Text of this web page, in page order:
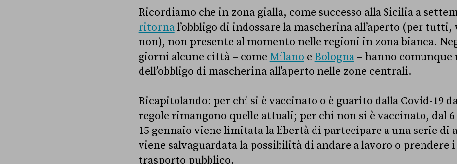
Ricordiamo che in zona gialla, come successo alla Sicilia a
ritornal’obbligo di indossare la mascherina all’aperto (per tutti,
non), non presente al momento nelle regioni in zona bianca.
giorni alcune città – come Milano e Bologna– hanno
dell’obbligo di mascherina all’aperto nelle zone centrali.
Ricapitolando: per chi si è vaccinato o è guarito dalla Covid-19
regole rimangono quelle attuali; per chi non si è vaccinato, dal
15 gennaio viene limitata la libertà di partecipare a una serie di
viene salvaguardata la possibilità di andare a lavoro o prendere
trasporto pubblico.